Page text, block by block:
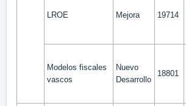
LROE Mejora 19714
Modelos fiscales
vascos
Nuevo
Desarrollo
18801